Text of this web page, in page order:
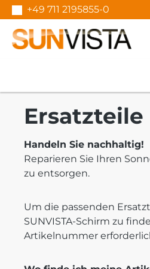
Hauptinhalt springen
Zur Suche springen
Zur Hauptnavigation
+49 711 2195855-0
Ersatzteile
Handeln Sie nachhaltig!
Reparieren Sie Ihren
zu entsorgen.
Um die passenden
SUNVISTA-Schirm zu
Artikelnummer